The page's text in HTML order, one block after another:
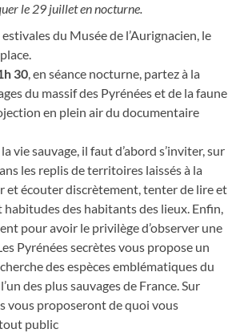
le 29 juillet en nocturne.
du Musée de l’Aurignacien, le
30, en séance nocturne, partez à la
du massif des Pyrénées et de la faune
en plein air du documentaire
vie sauvage, il faut d’abord s’inviter, sur
les replis de territoires laissés à la
et écouter discrètement, tenter de lire et
des habitants des lieux. Enfin,
pour avoir le privilège d’observer une
Pyrénées secrètes vous propose un
des espèces emblématiques du
des plus sauvages de France. Sur
vous proposeront de quoi vous
public